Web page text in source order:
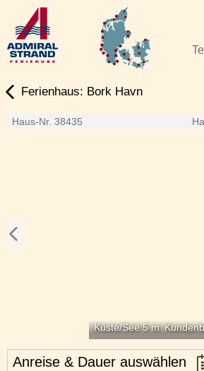
Ferienhaus: Bork Havn
Haus-Nr. 38435
Küste/See 5 m
Anreise & Dauer auswählen